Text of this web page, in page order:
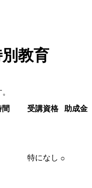
教育
受講資格 助成金
特になし ○